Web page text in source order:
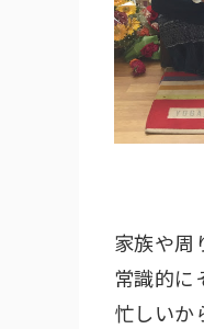
家族や周
常識的に
忙しいか